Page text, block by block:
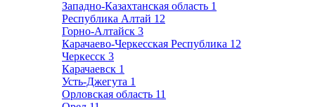
Западно-Казахтанская область 1
Республика Алтай 12
Горно-Алтайск 3
Карачаево-Черкесская Республика 12
Черкесск 3
Карачаевск 1
Усть-Джегута 1
Орловская область 11